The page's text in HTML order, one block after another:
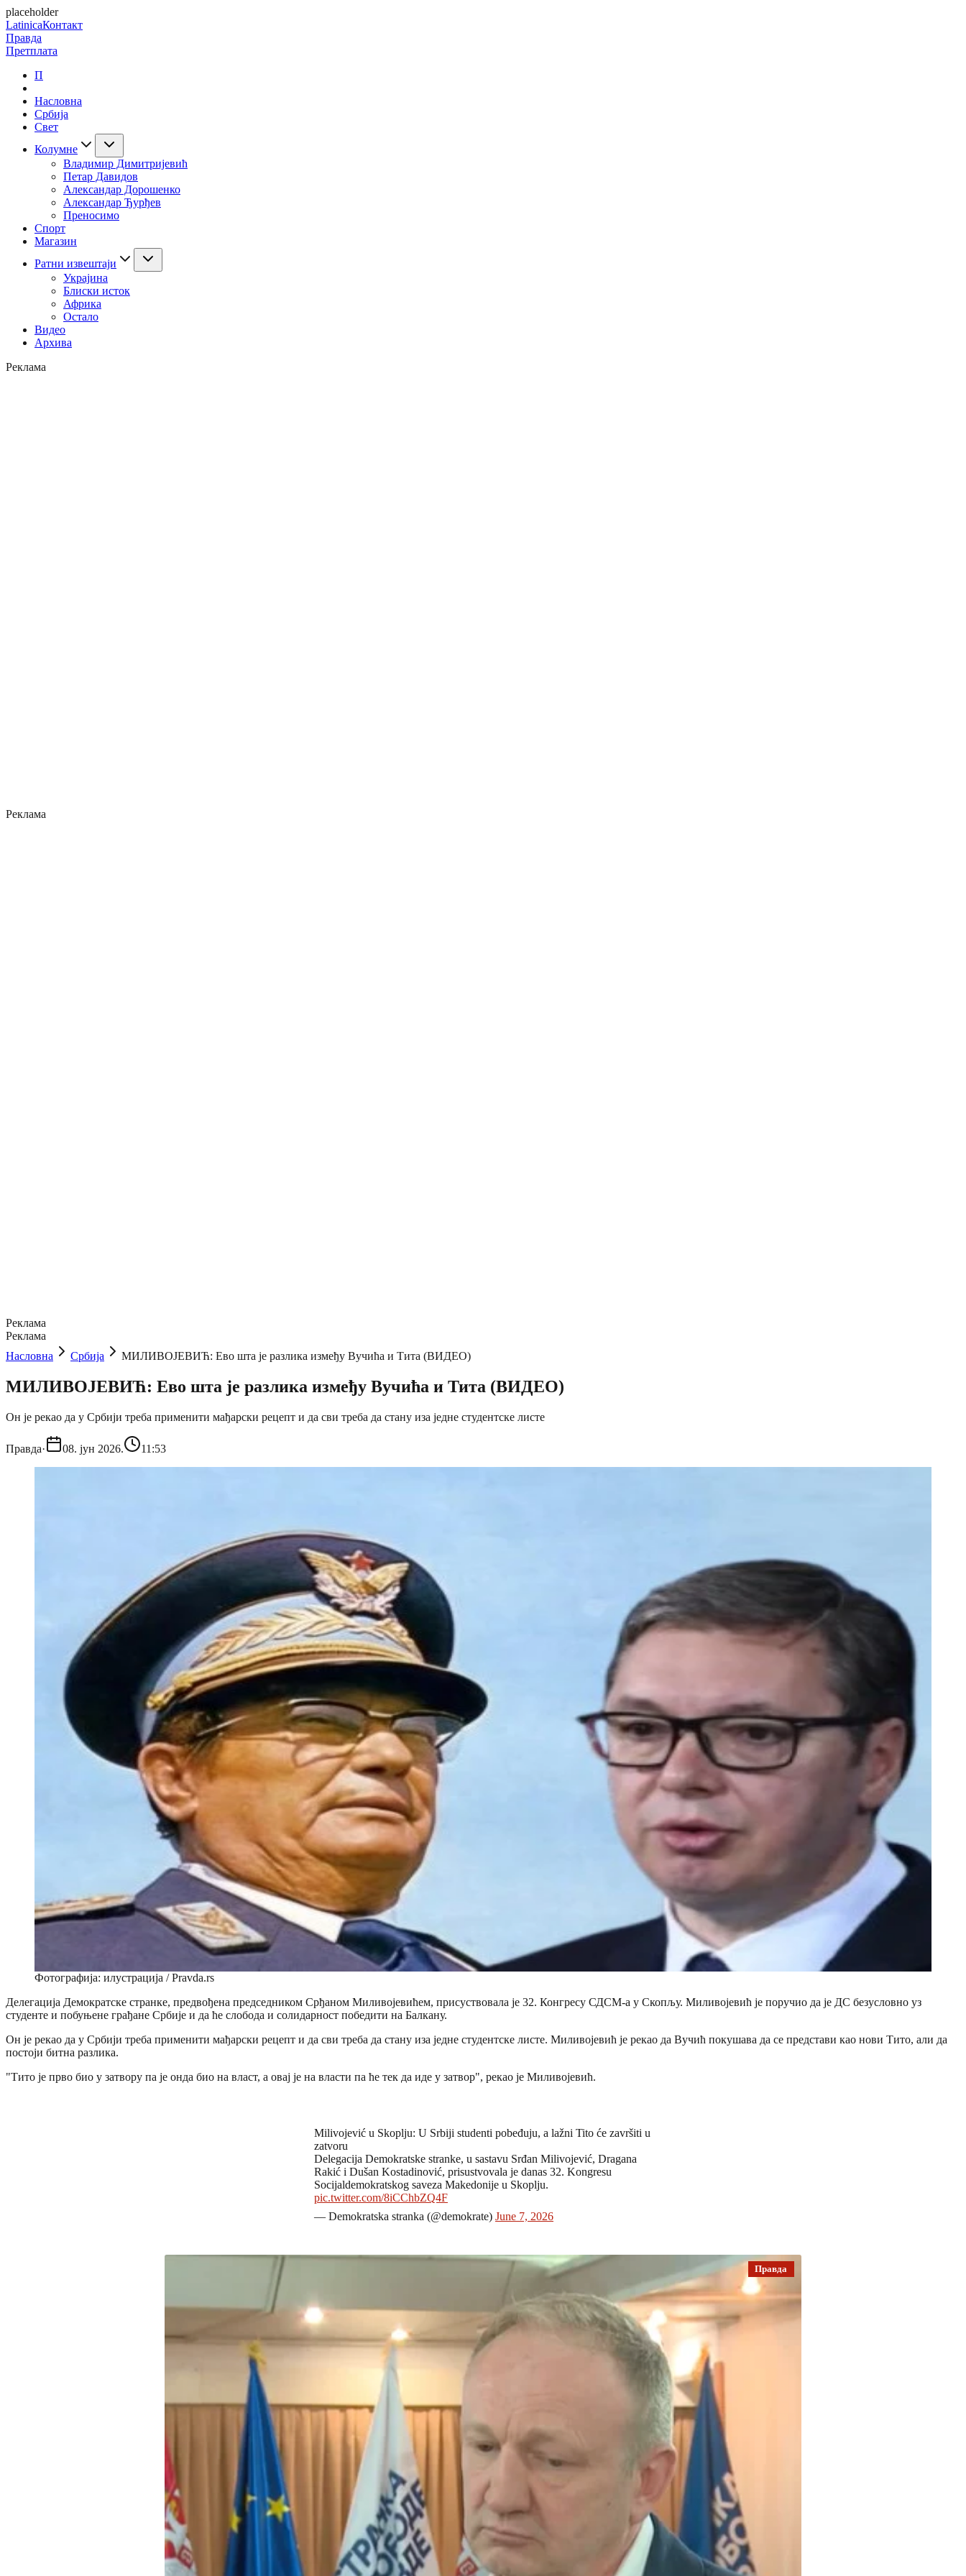
placeholder
LatinicaКонтакт
Правда
Претплата
П
Насловна
Србија
Свет
Колумне
Владимир Димитријевић
Петар Давидов
Александар Дорошенко
Александар Ђурђев
Преносимо
Спорт
Магазин
Ратни извештаји
Украјина
Блиски исток
Африка
Остало
Видео
Архива
Реклама
Реклама
Реклама
Реклама
Насловна
Србија МИЛИВОЈЕВИЋ: Ево шта је разлика између Вучића и Тита (ВИДЕО)
МИЛИВОЈЕВИЋ: Ево шта је разлика између Вучића и Тита (ВИДЕО)
Oн је рекао да у Србији треба применити мађарски рецепт и да сви треба да стану иза једне студентске листе
Правда· 08. јун 2026. 11:53
Фотографија: илустрација / Pravda.rs
Делегација Демократске странке, предвођена председником Срђаном Миливојевићем, присуствовала је 32. Конгресу СДСМ-а у Скопљу. Миливојевић је поручио да је ДС безусловно уз
студенте и побуњене грађане Србије и да ће слобода и солидарност победити на Балкану.
Oн је рекао да у Србији треба применити мађарски рецепт и да сви треба да стану иза једне студентске листе. Миливојевић је рекао да Вучић покушава да се представи као нови Тито, али да
постоји битна разлика.
"Тито је прво био у затвору па је онда био на власт, а овај је на власти па ће тек да иде у затвор", рекао је Миливојевић.
Milivojević u Skoplju: U Srbiji studenti pobeđuju, a lažni Tito će završiti u
zatvoru
Delegacija Demokratske stranke, u sastavu Srđan Milivojević, Dragana
Rakić i Dušan Kostadinović, prisustvovala je danas 32. Kongresu
Socijaldemokratskog saveza Makedonije u Skoplju.
pic.twitter.com/8iCChbZQ4F
— Demokratska stranka (@demokrate) June 7, 2026
Правда